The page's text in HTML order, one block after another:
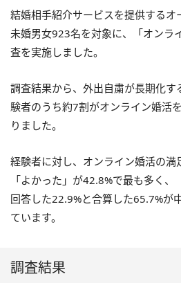
結婚相手紹介サービスを提供する
未婚男女923名を対象に、「オンラ
査を実施しました。
調査結果から、外出自粛が長期化
験者のうち約7割がオンライン婚活
りました。
経験者に対し、オンライン婚活の満
「よかった」が42.8%で最も多く
回答した22.9%と合算した65.7%が
ています。
調査結果